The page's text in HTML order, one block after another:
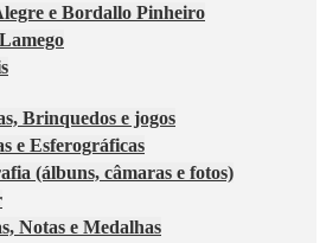
e Bordallo Pinheiro
Brinquedos e jogos
e Esferográficas
(álbuns, câmaras e fotos)
Notas e Medalhas